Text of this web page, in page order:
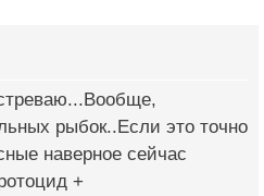
рыбок..Если это точно
наверное сейчас
+